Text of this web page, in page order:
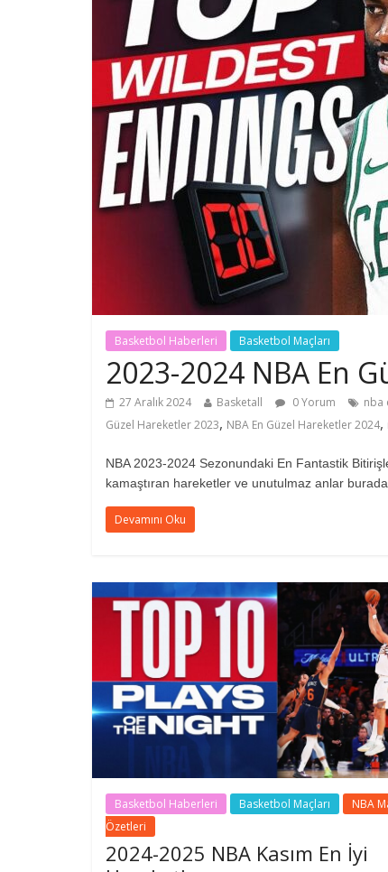
Basketbol Haberleri Basketbol Maçları
2023-2024 NBA En
27 Aralık 2024 Basketall 0 Yorum nba
Güzel Hareketler 2023, NBA En Güzel Hareketler 2024,
NBA 2023-2024 Sezonundaki En Fantastik
kamaştıran hareketler ve unutulmaz anlar burada
Devamını Oku
Basketbol Haberleri Basketbol Maçları
NBA
Özetleri
2024-2025 NBA Kasım En İyi